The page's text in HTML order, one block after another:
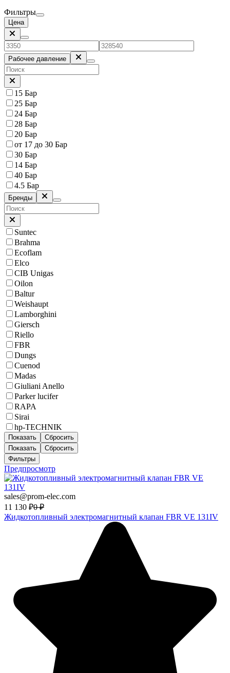
Фильтры
Цена
Рабочее давление
15 Бар
25 Бар
24 Бар
28 Бар
20 Бар
от 17 до 30 Бар
30 Бар
14 Бар
40 Бар
4.5 Бар
Бренды
Suntec
Brahma
Ecoflam
Elco
CIB Unigas
Oilon
Baltur
Weishaupt
Lamborghini
Giersch
Riello
FBR
Dungs
Cuenod
Madas
Giuliani Anello
Parker lucifer
RAPA
Sirai
hp-TECHNIK
Показать
Сбросить
Показать
Сбросить
Фильтры
Предпросмотр
sales@prom-elec.com
11 130 ₽0 ₽
Жидкотопливный электромагнитный клапан FBR VE 131IV